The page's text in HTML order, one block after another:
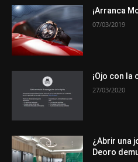
Novedades
Opiniones
¡Arranca
07/03/2019
¡Ojo con la
27/03/2020
¿Abrir una
Deoro